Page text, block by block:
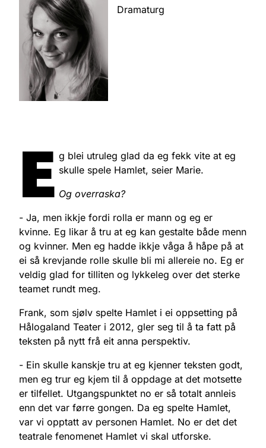
Dramaturg
E g blei utruleg glad da eg fekk vite at eg
skulle spele Hamlet, seier Marie.
Og overraska?
- Ja, men ikkje fordi rolla er mann og eg er
kvinne. Eg likar å tru at eg kan gestalte både menn
og kvinner. Men eg hadde ikkje våga å håpe på at
ei så krevjande rolle skulle bli mi allereie no. Eg er
veldig glad for tilliten og lykkeleg over det sterke
teamet rundt meg.
Frank, som sjølv spelte Hamlet i ei oppsetting på
Hålogaland Teater i 2012, gler seg til å ta fatt på
teksten på nytt frå eit anna perspektiv.
- Ein skulle kanskje tru at eg kjenner teksten godt,
men eg trur eg kjem til å oppdage at det motsette
er tilfellet. Utgangspunktet no er så totalt annleis
enn det var førre gongen. Da eg spelte Hamlet,
var vi opptatt av personen Hamlet. No er det det
teatrale fenomenet Hamlet vi skal utforske.